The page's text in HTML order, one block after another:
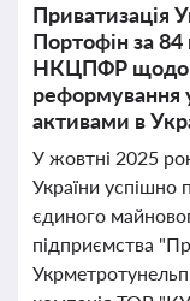
Приватизація
Портофін за 84
НКЦПФР щодо
реформування
активами в
У жовтні 2025
України успішно
єдиного
підприємства